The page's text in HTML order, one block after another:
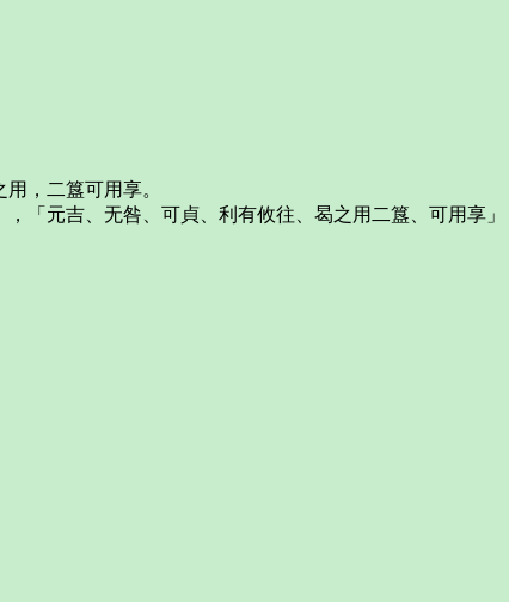
，二簋可用享。
「元吉、无咎、可貞、利有攸往、曷之用二簋、可用享